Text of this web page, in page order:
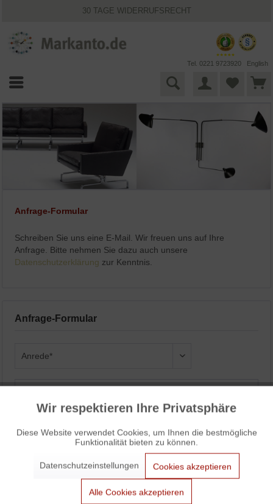
30 TAGE WIDERRUFSRECHT
25 JAHRE MARKANTO
KOSTENLOSER VERSAND INNERHALB DEUTSCHLANDS
Tel. 0221 9723920 English
Anfrage-Formular
Schreiben Sie uns eine E-Mail. Wir freuen uns auf Ihre
Anfrage. Bitte nehmen Sie dazu auch unsere
Datenschutzerklärung zur Kenntnis.
Anfrage-Formular
Funktionale Aktiv
Aktiv
Aktiv
Wir respektieren Ihre Privatsphäre
Diese Website verwendet Cookies, um Ihnen die bestmögliche
Funktionalität bieten zu können.
Datenschutzeinstellungen Cookies akzeptieren
Alle Cookies akzeptieren